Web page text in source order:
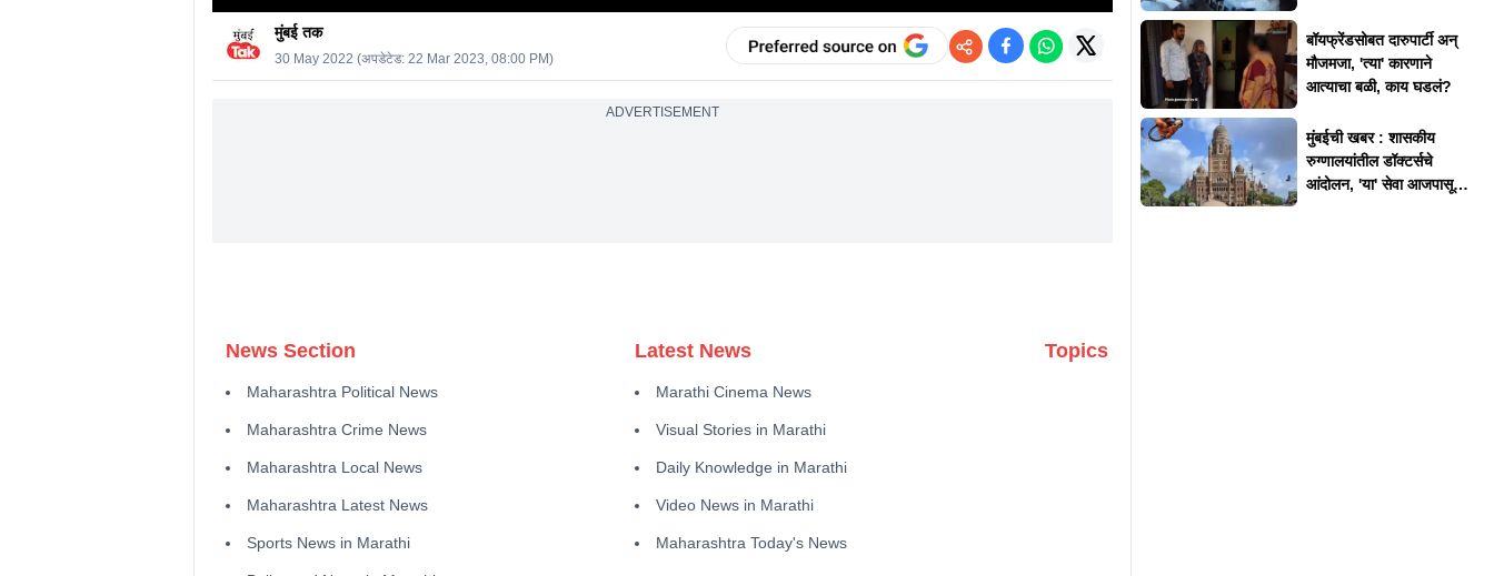
मुंबई तक
30 May 2022 (अपडेटेड: 22 Mar 2023, 08:00 PM)
ADVERTISEMENT
News Section
Maharashtra Political News
Maharashtra Crime News
Maharashtra Local News
Maharashtra Latest News
Sports News in Marathi
Latest News
Marathi Cinema News
Visual Stories in Marathi
Daily Knowledge in Marathi
Video News in Marathi
Maharashtra Today's News
Topics
बॉयफ्रेंडसोबत दारुपार्टी अन्
मौजमजा, 'त्या' कारणाने
आत्याचा बळी, काय घडलं?
मुंबईची खबर : शासकीय
रुग्णालयांतील डॉक्टर्सचे
आंदोलन, 'या' सेवा आजपासून